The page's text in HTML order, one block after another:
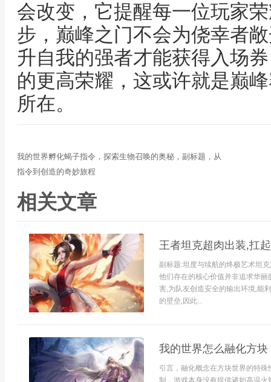
会改变，它提醒每一位玩家
步，巅峰之门不会为侥幸者
升自我的强者才能获得入场
的更高荣耀，这或许就是巅
所在。
我的世界孵化蝎子指令，探索生物召唤的奥秘，副标题，从
指令到创造的奇妙旅程
相关文章
王者坦克超肉出装,扛
副标题:坦度与续航的终极艺术坦
他们存在的核心价值并非追求华
害,为队友创造安全的输出环境,能
的壁垒,因此...
我的世界怎么融化方
引言，融化概念在方块世界的特
制，游戏本身没有提供诸如高温